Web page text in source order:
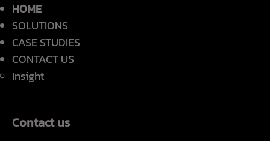
HOME
SOLUTIONS
CASE STUDIES
CONTACT US
Insight
Contact us